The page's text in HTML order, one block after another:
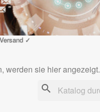
✓
werden sie hier angezeigt.
search